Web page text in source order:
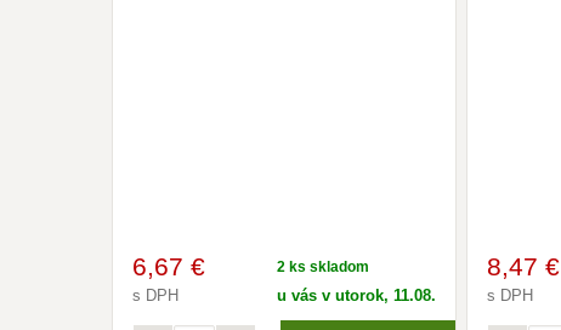
6,67 €
s DPH
2 ks skladom
u vás v utorok, 11.08.
8,47 €
s DPH